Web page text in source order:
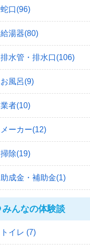
蛇口(96)
給湯器(80)
排水管・排水口(106)
お風呂(9)
業者(10)
メーカー(12)
掃除(19)
助成金・補助金(1)
みんなの体験談
トイレ (7)